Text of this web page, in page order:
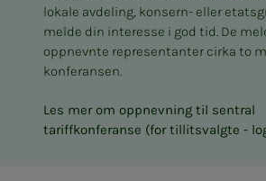
lokale avdeling, konsern- eller
melde din interesse i god tid. De
oppnevnte representanter cirka to
konferansen.
Les mer om oppnevning til sentral
tariffkonferanse (for tillitsvalgte -